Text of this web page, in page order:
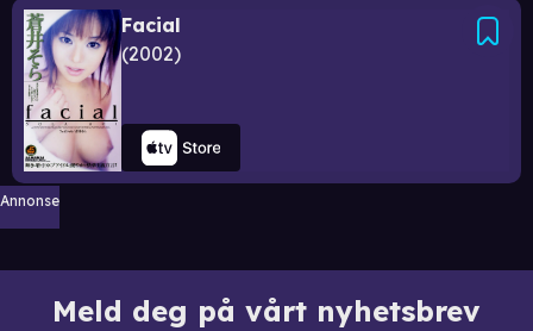
Facial
2002
Annonse
Meld deg på vårt nyhetsbrev